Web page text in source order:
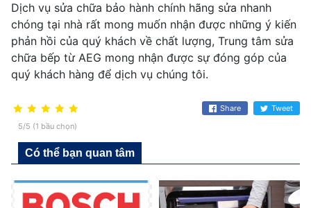
Dịch vụ sửa chữa bảo hành chính hãng sửa nhanh
chóng tại nhà rất mong muốn nhận được những ý kiến
phản hồi của quý khách về chất lượng, Trung tâm sửa
chữa bếp từ AEG mong nhận được sự đóng góp của
quý khách hàng để dịch vụ chúng tôi.
5/5 (1 bầu chọn)
Share Tweet
Có thể bạn quan tâm